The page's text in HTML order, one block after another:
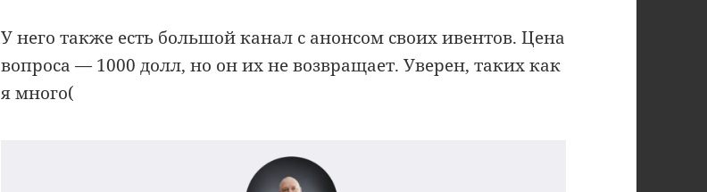
У него также есть большой канал с анонсом своих ивентов. Цена
вопроса — 1000 долл, но он их не возвращает. Уверен, таких как
я много(